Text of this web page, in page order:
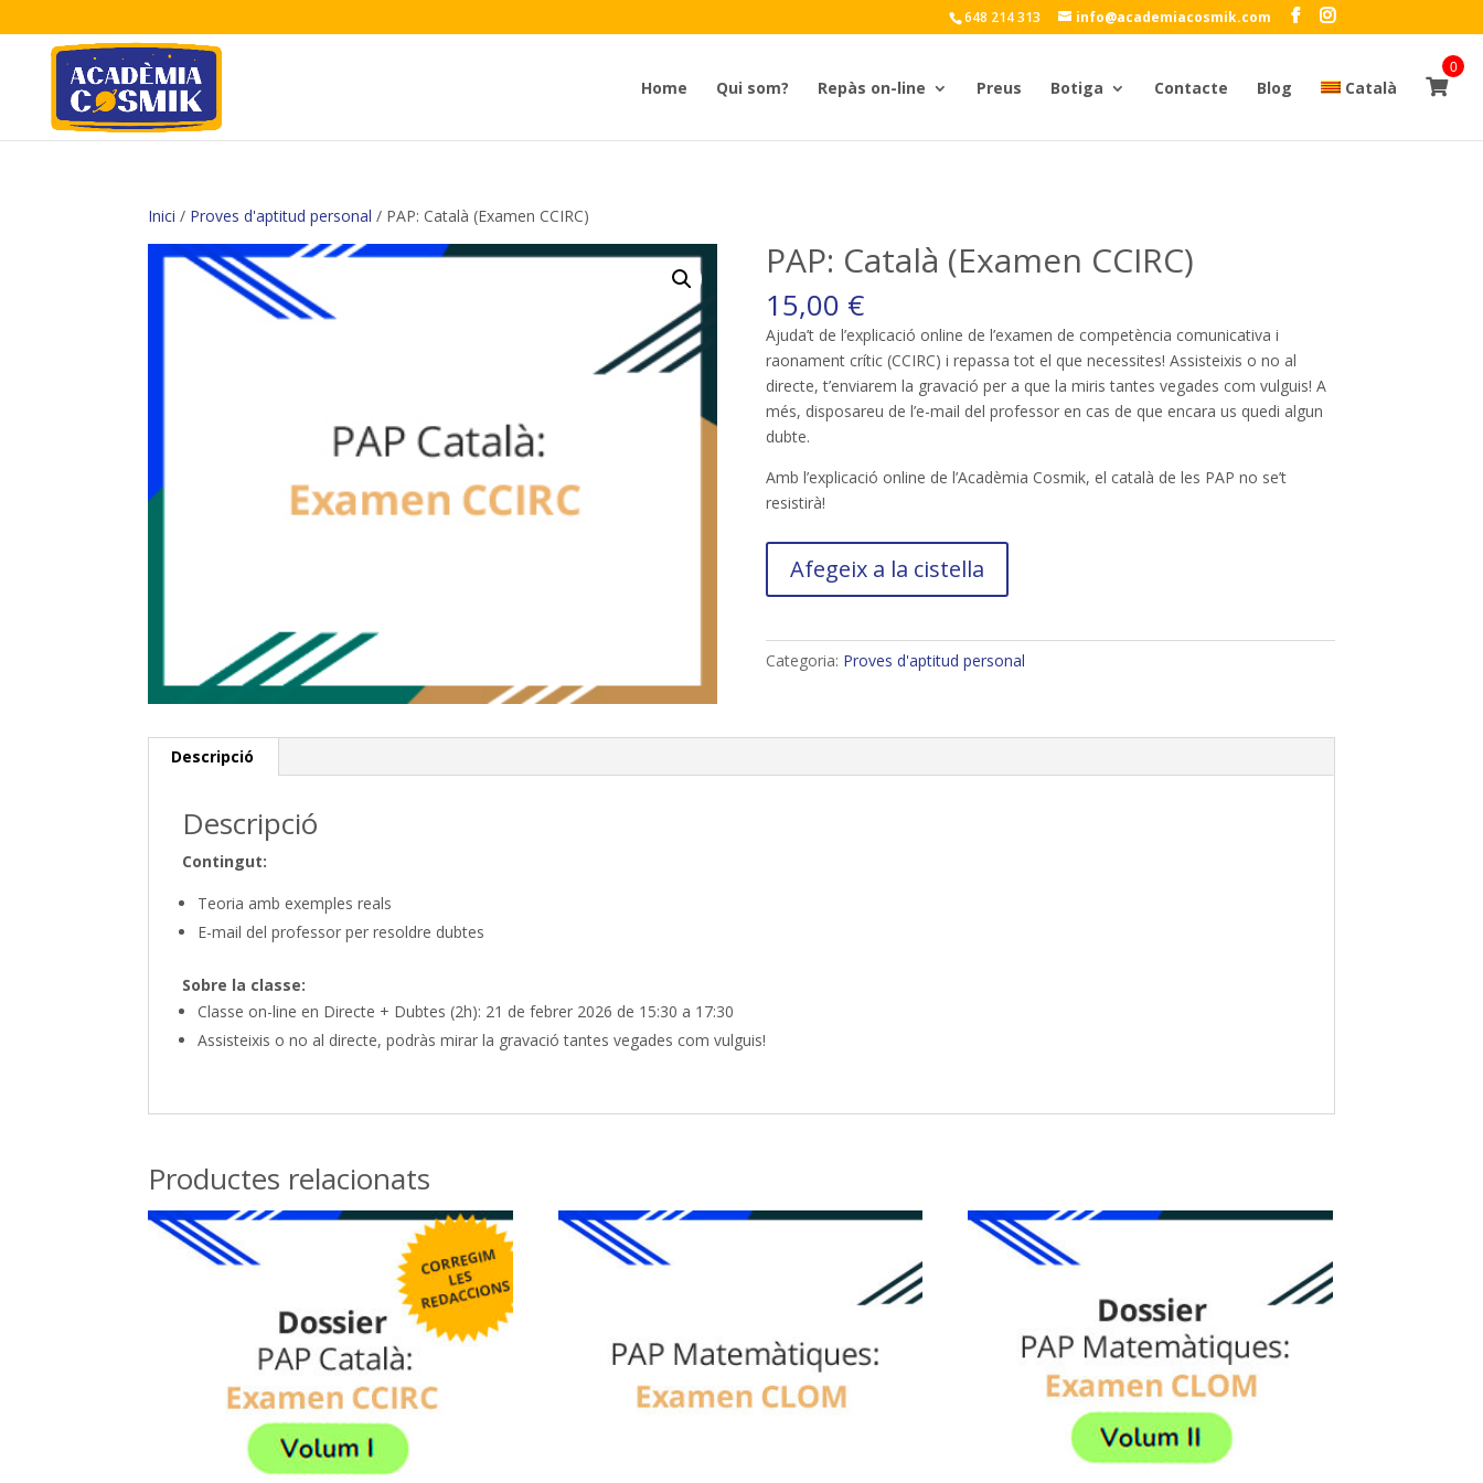
648 214 313 info@academiacosmik.com
Home Qui som? Repàs on-line Preus Botiga Contacte Blog Català
0
Inici / Proves d'aptitud personal / PAP: Català (Examen CCIRC)
PAP: Català (Examen CCIRC)
15,00 €
Ajuda’t de l’explicació online de l’examen de competència comunicativa i
raonament crític (CCIRC) i repassa tot el que necessites! Assisteixis o no al
directe, t’enviarem la gravació per a que la miris tantes vegades com vulguis! A
més, disposareu de l’e-mail del professor en cas de que encara us quedi algun
dubte.
Amb l’explicació online de l’Acadèmia Cosmik, el català de les PAP no se’t
resistirà!
PAP:
(Examen
Afegeix a la cistella
Categoria: Proves d'aptitud personal
Descripció
Descripció
Contingut:
Teoria amb exemples reals
E-mail del professor per resoldre dubtes
Sobre la classe:
Classe on-line en Directe + Dubtes (2h): 21 de febrer 2026 de 15:30 a 17:30
Assisteixis o no al directe, podràs mirar la gravació tantes vegades com vulguis!
Productes relacionats